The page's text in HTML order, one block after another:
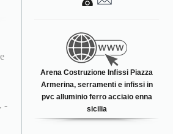
-
Arena Costruzione Infissi Piazza
Armerina, serramenti e infissi in
pvc alluminio ferro acciaio enna
sicilia